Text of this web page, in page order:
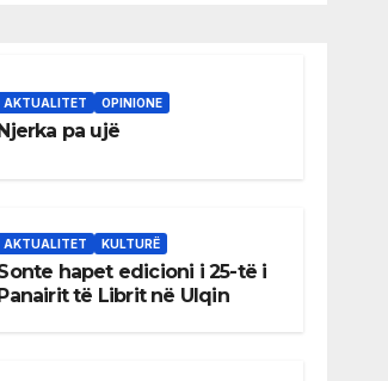
AKTUALITET OPINIONE
pa ujë
AKTUALITET KULTURË
hapet edicioni i 25-të i
të Librit në Ulqin